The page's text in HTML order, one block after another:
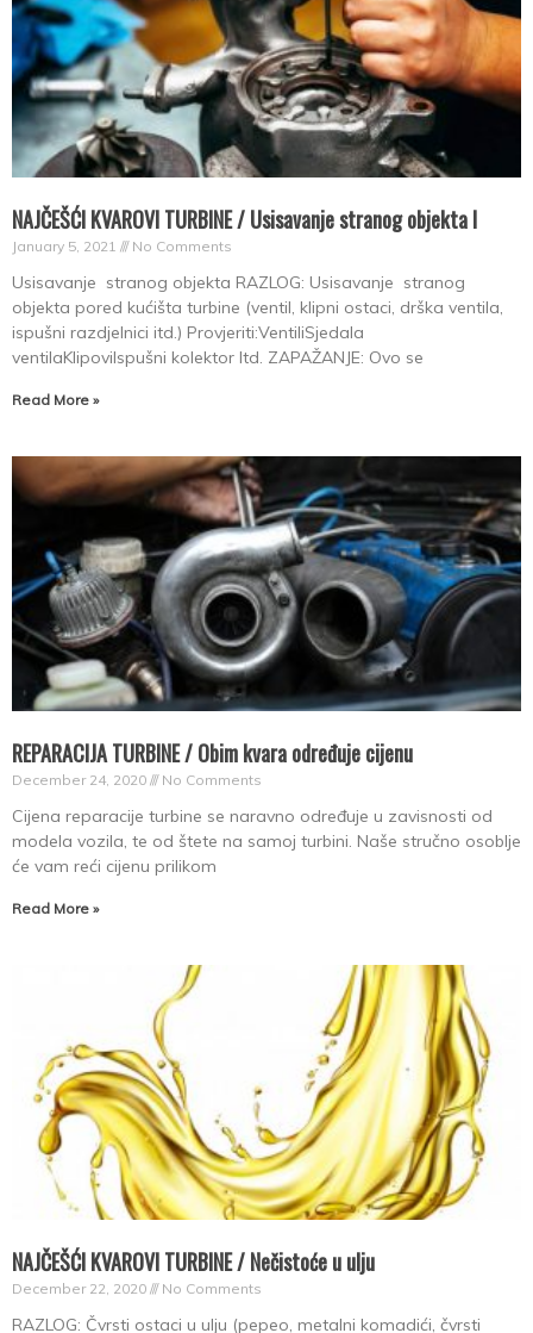
NAJČEŠĆI KVAROVI TURBINE / Usisavanje stranog objekta I
January 5, 2021 No Comments
Usisavanje stranog objekta RAZLOG: Usisavanje stranog
objekta pored kućišta turbine (ventil, klipni ostaci, drška ventila,
ispušni razdjelnici itd.) Provjeriti:VentiliSjedala
ventilaKlipoviIspušni kolektor Itd. ZAPAŽANJE: Ovo se
Read More »
REPARACIJA TURBINE / Obim kvara određuje cijenu
December 24, 2020 No Comments
Cijena reparacije turbine se naravno određuje u zavisnosti od
modela vozila, te od štete na samoj turbini. Naše stručno osoblje
će vam reći cijenu prilikom
Read More »
NAJČEŠĆI KVAROVI TURBINE / Nečistoće u ulju
December 22, 2020 No Comments
RAZLOG: Čvrsti ostaci u ulju (pepeo, metalni komadići, čvrsti